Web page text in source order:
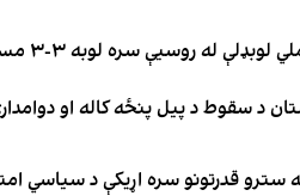
له روسیې سره لوبه ۳-۳ مساوي کړه
قدرتونو سره اړیکې د سیاسي